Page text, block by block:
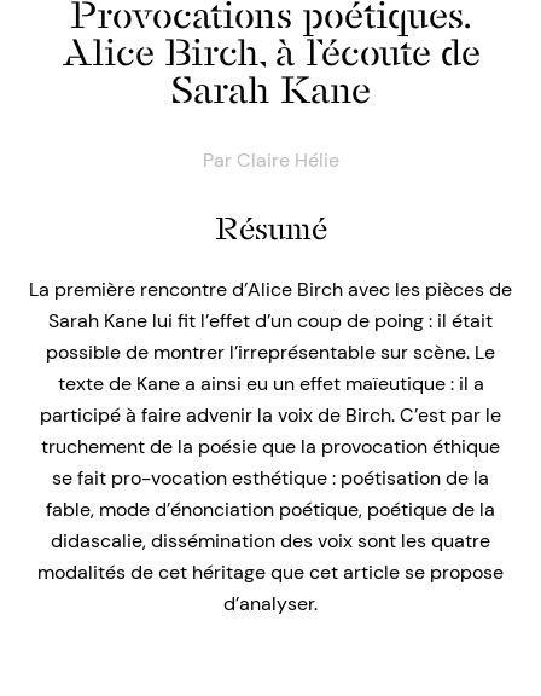
Provocations poétiques.
Alice Birch, à l’écoute de
Sarah Kane
Par Claire Hélie
Résumé
La première rencontre d’Alice Birch avec les pièces de
Sarah Kane lui fit l’effet d’un coup de poing : il était
possible de montrer l’irreprésentable sur scène. Le
texte de Kane a ainsi eu un effet maïeutique : il a
participé à faire advenir la voix de Birch. C’est par le
truchement de la poésie que la provocation éthique
se fait pro-vocation esthétique : poétisation de la
fable, mode d’énonciation poétique, poétique de la
didascalie, dissémination des voix sont les quatre
modalités de cet héritage que cet article se propose
d’analyser.